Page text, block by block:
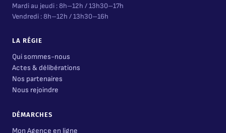
Mardi au jeudi : 8h–12h / 13h30–17h
Vendredi : 8h–12h / 13h30–16h
LA RÉGIE
Qui sommes-nous
Actes & délibérations
Nos partenaires
Nous rejoindre
DÉMARCHES
Mon Agence en ligne